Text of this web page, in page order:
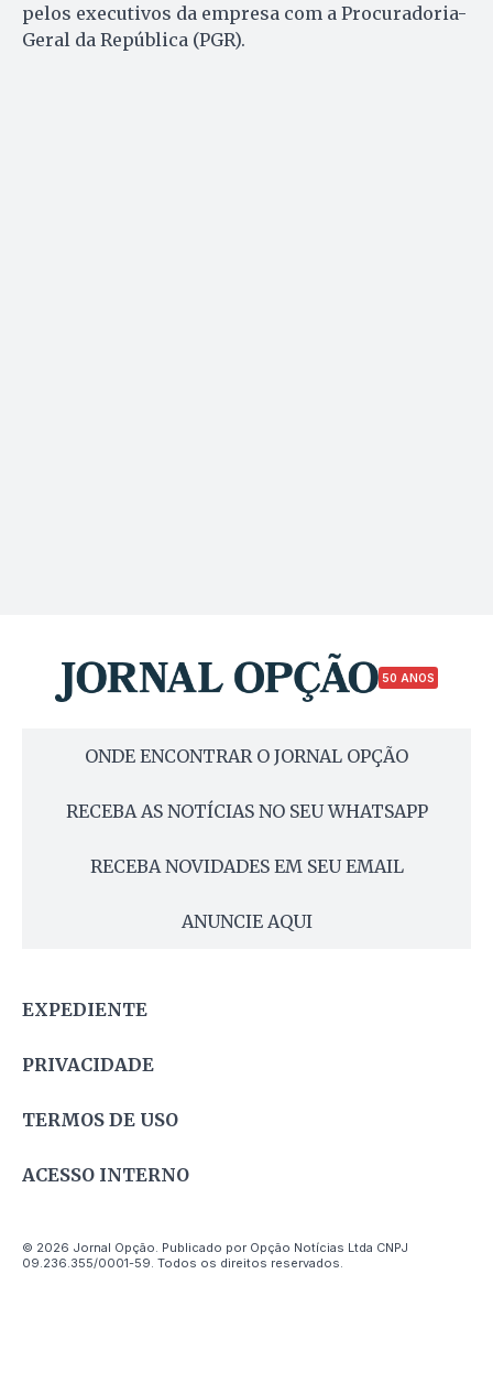
pelos executivos da empresa com a Procuradoria-
Geral da República (PGR).
50 ANOS
ONDE ENCONTRAR O JORNAL OPÇÃO
RECEBA AS NOTÍCIAS NO SEU WHATSAPP
RECEBA NOVIDADES EM SEU EMAIL
ANUNCIE AQUI
EXPEDIENTE
PRIVACIDADE
TERMOS DE USO
ACESSO INTERNO
© 2026 Jornal Opção. Publicado por Opção Notícias Ltda CNPJ
09.236.355/0001-59. Todos os direitos reservados.